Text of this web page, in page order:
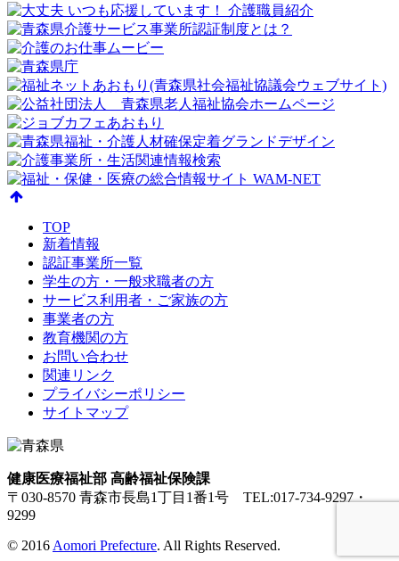
TOP
新着情報
認証事業所一覧
学生の方・一般求職者の方
サービス利用者・ご家族の方
事業者の方
教育機関の方
お問い合わせ
関連リンク
プライバシーポリシー
サイトマップ
健康医療福祉部 高齢福祉保険課
〒030-8570 青森市長島1丁目1番1号 TEL:017-734-9297・
9299
© 2016 Aomori Prefecture. All Rights Reserved.